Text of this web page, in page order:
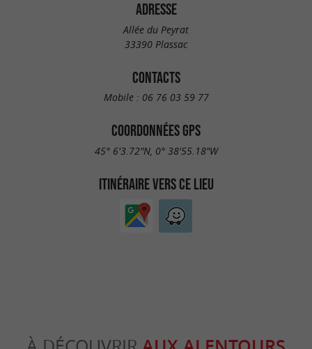
ADRESSE
Allée du Peyrat
33390 Plassac
CONTACTS
Mobile : 06 76 03 59 77
COORDONNÉES GPS
45° 6'3.72"N, 0° 38'55.18"W
ITINÉRAIRE VERS CE LIEU